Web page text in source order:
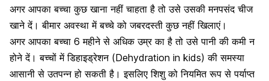
अगर आपका बच्चा कुछ खाना नहीं चाहता है तो उसे उसकी मनपसंद चीज
खाने दें। बीमार अवस्था में बच्चे को जबरदस्ती कुछ नहीं खिलाएं।
अगर आपका बच्चा 6 महीने से अधिक उम्र का है तो उसे पानी की कमी न
होने दें।बच्चों में डिहाइड्रेशन(Dehydration in kids) की समस्या
आसानी से उतपन्न हो सकती है। इसलिए शिशु को नियमित रूप से पर्याप्त